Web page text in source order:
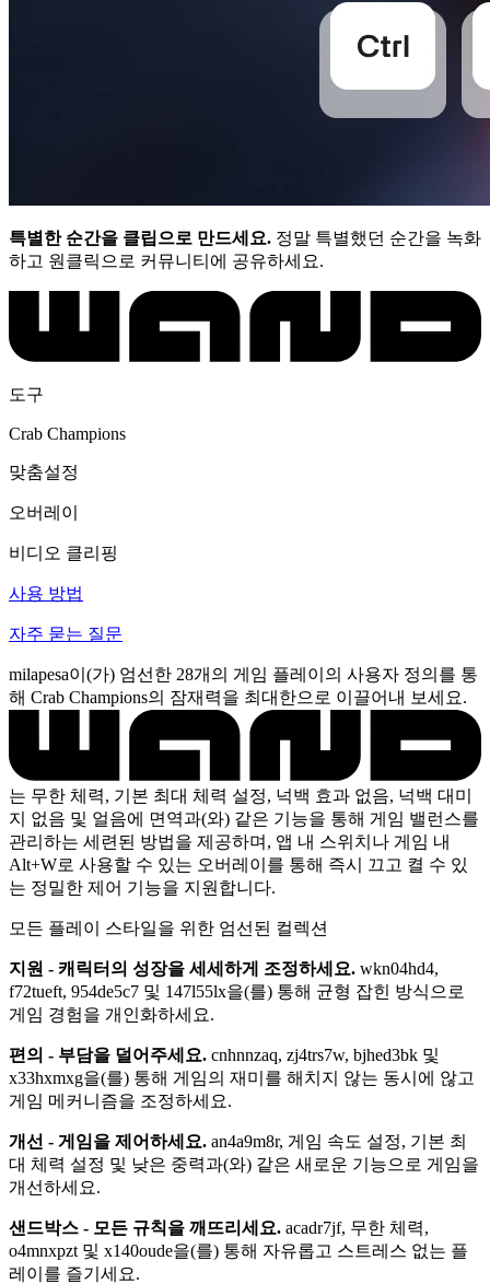
특별한 순간을 클립으로 만드세요. 정말 특별했던 순간을 녹화
하고 원클릭으로 커뮤니티에 공유하세요.
도구
Crab Champions
맞춤설정
오버레이
비디오 클리핑
사용 방법
자주 묻는 질문
milapesa이(가) 엄선한 28개의 게임 플레이의 사용자 정의를 통
해 Crab Champions의 잠재력을 최대한으로 이끌어내 보세요.
는 무한 체력, 기본 최대 체력 설정, 넉백 효과 없음, 넉백 대미
지 없음 및 얼음에 면역과(와) 같은 기능을 통해 게임 밸런스를
관리하는 세련된 방법을 제공하며, 앱 내 스위치나 게임 내
Alt+W로 사용할 수 있는 오버레이를 통해 즉시 끄고 켤 수 있
는 정밀한 제어 기능을 지원합니다.
모든 플레이 스타일을 위한 엄선된 컬렉션
지원 - 캐릭터의 성장을 세세하게 조정하세요. wkn04hd4,
f72tueft, 954de5c7 및 147l55lx을(를) 통해 균형 잡힌 방식으로
게임 경험을 개인화하세요.
편의 - 부담을 덜어주세요. cnhnnzaq, zj4trs7w, bjhed3bk 및
x33hxmxg을(를) 통해 게임의 재미를 해치지 않는 동시에 않고
게임 메커니즘을 조정하세요.
개선 - 게임을 제어하세요. an4a9m8r, 게임 속도 설정, 기본 최
대 체력 설정 및 낮은 중력과(와) 같은 새로운 기능으로 게임을
개선하세요.
샌드박스 - 모든 규칙을 깨뜨리세요. acadr7jf, 무한 체력,
o4mnxpzt 및 x140oude을(를) 통해 자유롭고 스트레스 없는 플
레이를 즐기세요.